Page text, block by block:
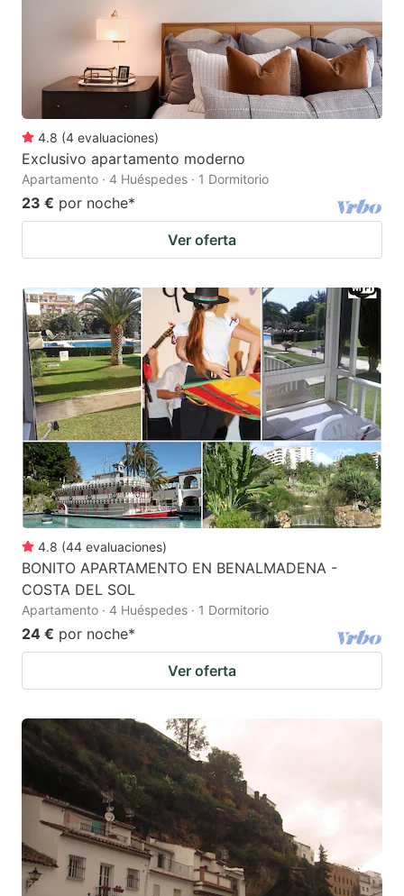
4.8 (4 evaluaciones)
Exclusivo apartamento moderno
Apartamento · 4 Huéspedes · 1 Dormitorio
23 € por noche*
Ver oferta
4.8 (44 evaluaciones)
BONITO APARTAMENTO EN BENALMADENA -
COSTA DEL SOL
Apartamento · 4 Huéspedes · 1 Dormitorio
24 € por noche*
Ver oferta